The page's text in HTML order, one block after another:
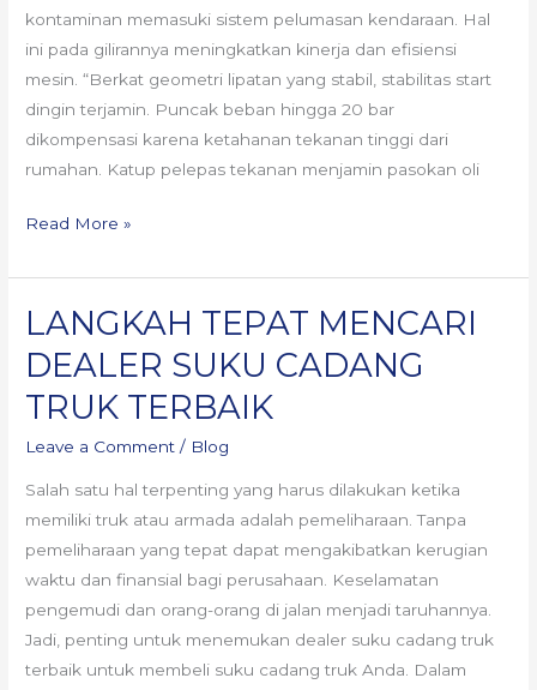
kontaminan memasuki sistem pelumasan kendaraan. Hal
ini pada gilirannya meningkatkan kinerja dan efisiensi
mesin. “Berkat geometri lipatan yang stabil, stabilitas start
dingin terjamin. Puncak beban hingga 20 bar
dikompensasi karena ketahanan tekanan tinggi dari
rumahan. Katup pelepas tekanan menjamin pasokan oli
Read More »
LANGKAH TEPAT MENCARI
DEALER SUKU CADANG
TRUK TERBAIK
Leave a Comment / Blog
Salah satu hal terpenting yang harus dilakukan ketika
memiliki truk atau armada adalah pemeliharaan. Tanpa
pemeliharaan yang tepat dapat mengakibatkan kerugian
waktu dan finansial bagi perusahaan. Keselamatan
pengemudi dan orang-orang di jalan menjadi taruhannya.
Jadi, penting untuk menemukan dealer suku cadang truk
terbaik untuk membeli suku cadang truk Anda. Dalam
LANGKAH
MENCARI
DEALER
TRUK
TERBAIK